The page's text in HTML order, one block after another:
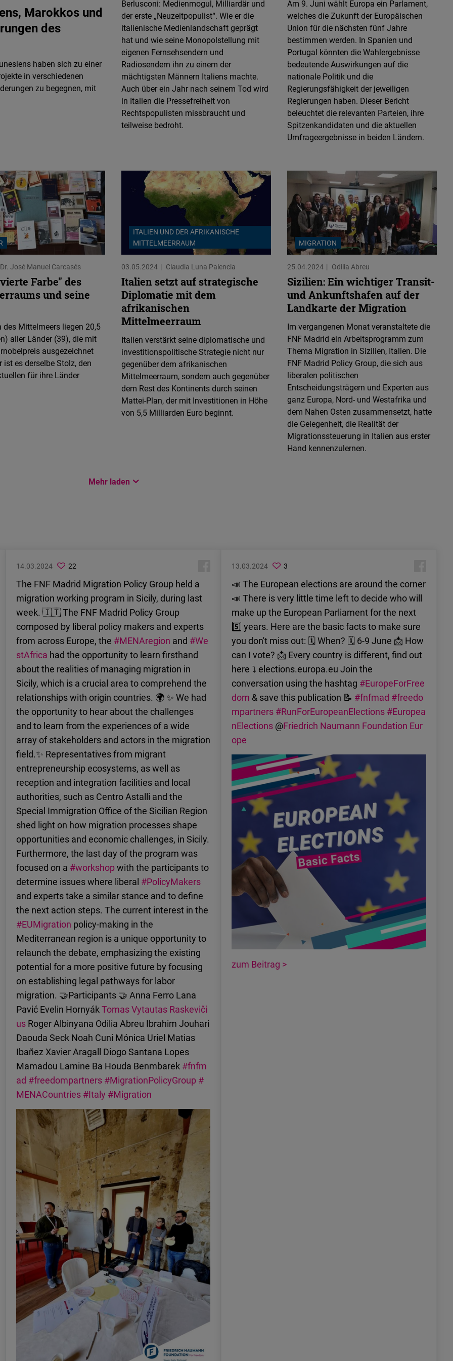
Marokkos und
des
haben sich zu einer
in verschiedenen
zu begegnen, mit
Berlusconi: Medienmogul, Milliardär und
der erste „Neuzeitpopulist“. Wie er die
italienische Medienlandschaft geprägt
hat und wie seine Monopolstellung mit
eigenen Fernsehsendern und
Radiosendern ihn zu einem der
mächtigsten Männern Italiens machte.
Auch über ein Jahr nach seinem Tod wird
in Italien die Pressefreiheit von
Rechtspopulisten missbraucht und
teilweise bedroht.
Am 9. Juni wählt Europa ein Parlament,
welches die Zukunft der Europäischen
Union für die nächsten fünf Jahre
bestimmen werden. In Spanien und
Portugal könnten die Wahlergebnisse
bedeutende Auswirkungen auf die
nationale Politik und die
Regierungsfähigkeit der jeweiligen
Regierungen haben. Dieser Bericht
beleuchtet die relevanten Parteien, ihre
Spitzenkandidaten und die aktuellen
Umfrageergebnisse in beiden Ländern.
Dr. José Manuel Carcasés
Farbe" des
und seine
des Mittelmeers liegen 20,5
aller Länder (39), die mit
ausgezeichnet
ist es derselbe Stolz, den
für ihre Länder
ITALIEN UND DER AFRIKANISCHE
MITTELMEERRAUM
03.05.2024 Claudia Luna Palencia
Italien setzt auf strategische
Diplomatie mit dem
afrikanischen
Mittelmeerraum
Italien verstärkt seine diplomatische und
investitionspolitische Strategie nicht nur
gegenüber dem afrikanischen
Mittelmeerraum, sondern auch gegenüber
dem Rest des Kontinents durch seinen
Mattei-Plan, der mit Investitionen in Höhe
von 5,5 Milliarden Euro beginnt.
MIGRATION
25.04.2024 Odilia Abreu
Sizilien: Ein wichtiger Transit-
und Ankunftshafen auf der
Landkarte der Migration
Im vergangenen Monat veranstaltete die
FNF Madrid ein Arbeitsprogramm zum
Thema Migration in Sizilien, Italien. Die
FNF Madrid Policy Group, die sich aus
liberalen politischen
Entscheidungsträgern und Experten aus
ganz Europa, Nord- und Westafrika und
dem Nahen Osten zusammensetzt, hatte
die Gelegenheit, die Realität der
Migrationssteuerung in Italien aus erster
Hand kennenzulernen.
Mehr laden
14.03.2024 22
The FNF Madrid Migration Policy Group held a
migration working program in Sicily, during last
week. 🇮🇹 The FNF Madrid Policy Group
composed by liberal policy makers and experts
from across Europe, the #MENAregion and #We
stAfrica had the opportunity to learn firsthand
about the realities of managing migration in
Sicily, which is a crucial area to comprehend the
relationships with origin countries. 🌍 ✨ We had
the opportunity to hear about the challenges
and to learn from the experiences of a wide
array of stakeholders and actors in the migration
field.✨ Representatives from migrant
entrepreneurship ecosystems, as well as
reception and integration facilities and local
authorities, such as Centro Astalli and the
Special Immigration Office of the Sicilian Region
shed light on how migration processes shape
opportunities and economic challenges, in Sicily.
Furthermore, the last day of the program was
focused on a #workshopwith the participants to
determine issues where liberal #PolicyMakers
and experts take a similar stance and to define
the next action steps. The current interest in the
#EUMigration policy-making in the
Mediterranean region is a unique opportunity to
relaunch the debate, emphasizing the existing
potential for a more positive future by focusing
on establishing legal pathways for labor
migration. 🤝Participants 🤝 Anna Ferro Lana
Pavić Evelin HornyákTomas Vytautas Raskeviči
usRoger Albinyana Odilia Abreu Ibrahim Jouhari
Daouda Seck Noah Cuni Mónica Uriel Matias
Ibañez Xavier Aragall Diogo Santana Lopes
Mamadou Lamine Ba Houda Benmbarek #fnfm
ad #freedompartners #MigrationPolicyGroup #
MENACountries #Italy #Migration
13.03.2024 3
📣 The European elections are around the corner
📣 There is very little time left to decide who will
make up the European Parliament for the next
5️⃣ years. Here are the basic facts to make sure
you don't miss out: 🗓️ When? 🗓️ 6-9 June 📩 How
can I vote? 📩 Every country is different, find out
here ⤵️ elections.europa.eu Join the
conversation using the hashtag #EuropeForFree
dom & save this publication 📝 #fnfmad #freedo
mpartners #RunForEuropeanElections #Europea
nElections @Friedrich Naumann Foundation Eur
ope
zum Beitrag >
Flickr
Embed
Newsletter2go
Embed
Podigee
Embed
Typeform
Embed